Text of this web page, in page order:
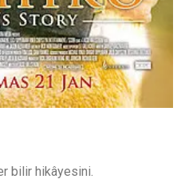
bilir hikâyesini.